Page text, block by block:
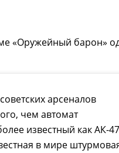
«Оружейный барон»
арсеналов
чем автомат
известный как АК-47
в мире